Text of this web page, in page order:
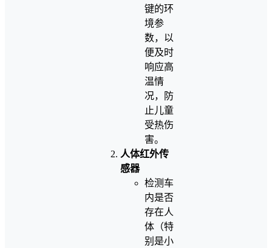
键的环
境参
数，以
便及时
响应高
温情
况，防
止儿童
受热伤
害。
人体红外传
感器
检测车
内是否
存在人
体（特
别是小